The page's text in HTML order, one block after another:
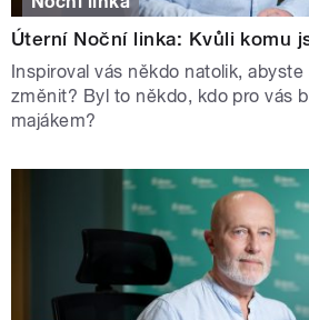
Úterní Noční linka: Kvůli komu
Inspiroval vás někdo natolik,
změnit? Byl to někdo, kdo pro vás
majákem?